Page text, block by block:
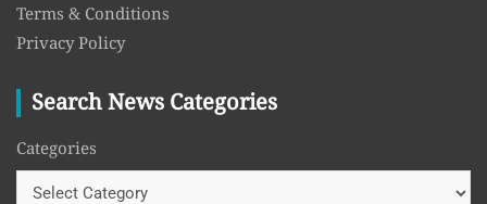
Terms & Conditions
Privacy Policy
Search News Categories
Categories